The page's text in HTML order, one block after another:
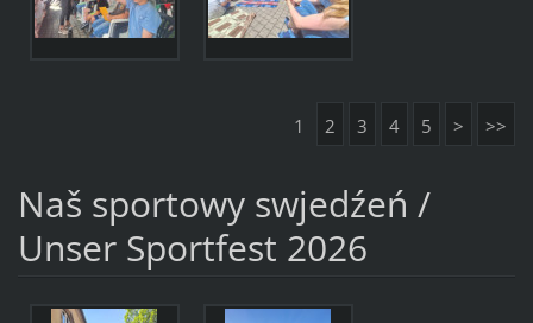
1 2 3 4 5 > >>
Naš sportowy swjedźeń /
Unser Sportfest 2026